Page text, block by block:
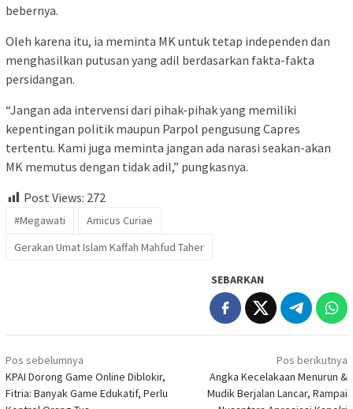
bebernya.
Oleh karena itu, ia meminta MK untuk tetap independen dan
menghasilkan putusan yang adil berdasarkan fakta-fakta
persidangan.
“Jangan ada intervensi dari pihak-pihak yang memiliki
kepentingan politik maupun Parpol pengusung Capres
tertentu. Kami juga meminta jangan ada narasi seakan-akan
MK memutus dengan tidak adil,” pungkasnya.
Post Views: 272
#Megawati
Amicus Curiae
Gerakan Umat Islam Kaffah Mahfud Taher
SEBARKAN
Navigasi
pos
Pos sebelumnya
KPAI Dorong Game Online Diblokir,
Fitria: Banyak Game Edukatif, Perlu
Pos berikutnya
Angka Kecelakaan Menurun &
Mudik Berjalan Lancar, Rampai